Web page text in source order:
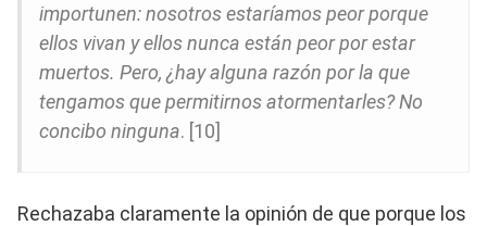
importunen: nosotros estaríamos peor porque
ellos vivan y ellos nunca están peor por estar
muertos. Pero, ¿hay alguna razón por la que
tengamos que permitirnos atormentarles? No
concibo ninguna. [10]
Rechazaba claramente la opinión de que porque los